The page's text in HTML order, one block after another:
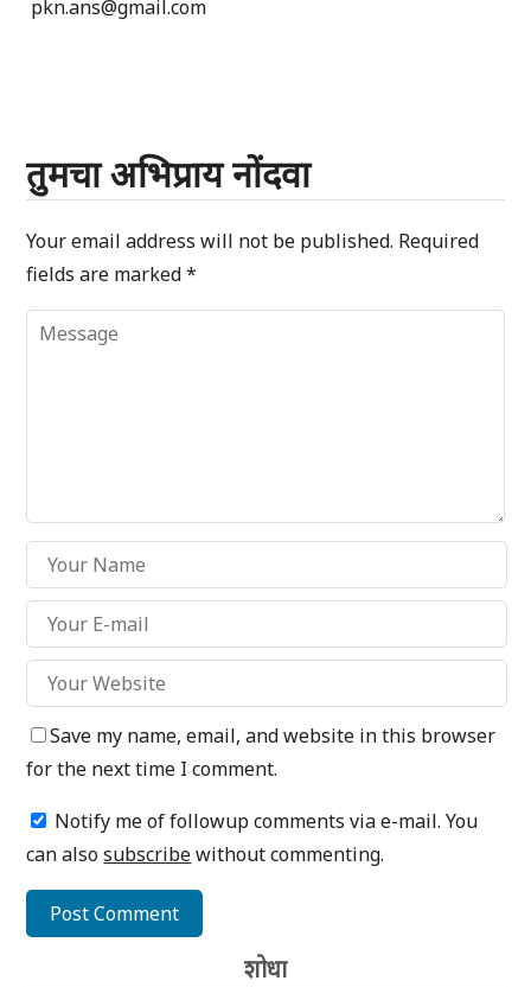
pkn.ans@gmail.com
तुमचा अभिप्राय नोंदवा
Your email address will not be published. Required
fields are marked*
Save my name, email, and website in this browser
for the next time I comment.
Notify me of followup comments via e-mail. You
can alsosubscribewithout commenting.
शोधा